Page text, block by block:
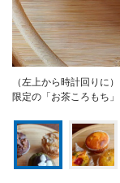
（左上から時計回りに
限定の「お茶ころもち」